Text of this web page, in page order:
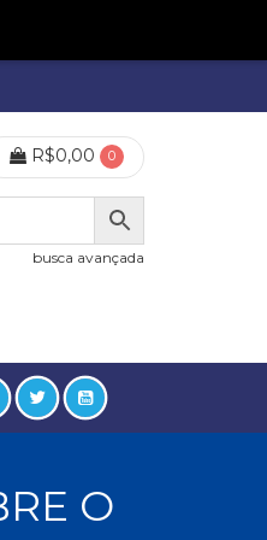
R$0,00 0
busca avançada
O